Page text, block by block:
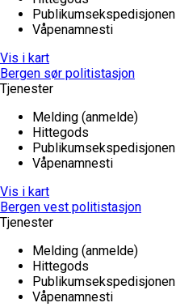
Publikumsekspedisjonen
Våpenamnesti
Vis i kart
Bergen sør politistasjon
Tjenester
Melding (anmelde)
Hittegods
Publikumsekspedisjonen
Våpenamnesti
Vis i kart
Bergen vest politistasjon
Tjenester
Melding (anmelde)
Hittegods
Publikumsekspedisjonen
Våpenamnesti